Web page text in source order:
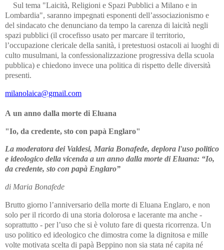
Sul tema "Laicità, Religioni e Spazi Pubblici a Milano e in
Lombardia", saranno impegnati esponenti dell’associazionismo e
del sindacato che denunciano da tempo la carenza di laicità negli
spazi pubblici (il crocefisso usato per marcare il territorio,
l’occupazione clericale della sanità, i pretestuosi ostacoli ai luoghi di
culto musulmani, la confessionalizzazione progressiva della scuola
pubblica) e chiedono invece una politica di rispetto delle diversità
presenti.
milanolaica@gmail.com
A un anno dalla morte di Eluana
"Io, da credente, sto con papà Englaro"
La moderatora dei Valdesi, Maria Bonafede, deplora l'uso politico
e ideologico della vicenda a un anno dalla morte di Eluana: “Io,
da credente, sto con papà Englaro”
di Maria Bonafede
Brutto giorno l’anniversario della morte di Eluana Englaro, e non
solo per il ricordo di una storia dolorosa e lacerante ma anche -
soprattutto - per l’uso che si è voluto fare di questa ricorrenza. Un
uso politico ed ideologico che dimostra come la dignitosa e mille
volte motivata scelta di papà Beppino non sia stata né capita né